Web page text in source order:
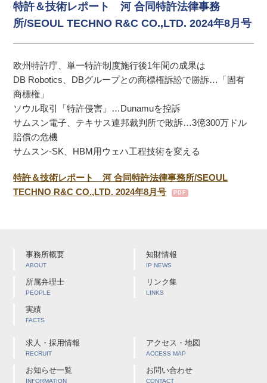
特許＆技術レポート 河 合同特許法律事務
所/SEOUL TECHNO R&C CO.,LTD. 2024年8月号
欧州特許庁、単一特許制度施行後1年間の成果は
DB Robotics、DBグループとの商標権訴訟で勝訴…「固有
商標権」
ソウル取引「特許侵害」…Dunamuを控訴
サムスン電子、テキサス連邦裁判所で敗訴…3億300万ドル
賠償の危機
サムスン-SK、HBM用ウェハ工程技術を変える
特許＆技術レポート 河 合同特許法律事務所/SEOUL
TECHNO R&C CO.,LTD. 2024年8月号
事務所概要
ABOUT
所属弁理士
PEOPLE
実績
FACTS
知財情報
IP NEWS
リンク集
LINKS
求人・採用情報
RECRUIT
お知らせ一覧
INFORMATION
アクセス・地図
ACCESS MAP
お問い合わせ
CONTACT